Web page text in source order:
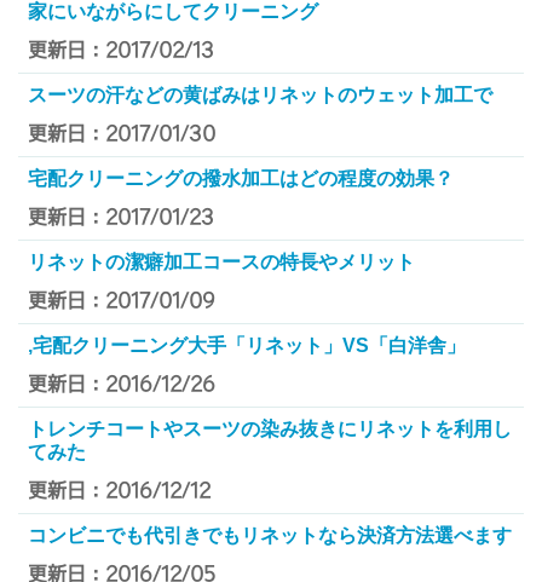
家にいながらにしてクリーニング
更新日：2017/02/13
スーツの汗などの黄ばみはリネットのウェット加工で
更新日：2017/01/30
宅配クリーニングの撥水加工はどの程度の効果？
更新日：2017/01/23
リネットの潔癖加工コースの特長やメリット
更新日：2017/01/09
,宅配クリーニング大手「リネット」VS「白洋舎」
更新日：2016/12/26
トレンチコートやスーツの染み抜きにリネットを利用し
てみた
更新日：2016/12/12
コンビニでも代引きでもリネットなら決済方法選べます
更新日：2016/12/05